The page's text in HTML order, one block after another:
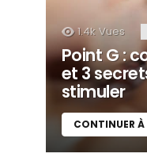
1.4k Vues
Point G :
et 3
stimuler
CONTINUER À